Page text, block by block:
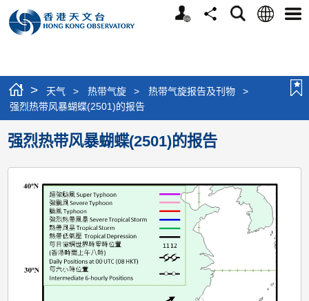
个
分
搜
语
选
> 天气 > 热带气旋 > 热带气旋报告及刊物
>
强烈热带风暴蝴蝶(2501)的报告
强烈热带风暴蝴蝶(2501)的报告